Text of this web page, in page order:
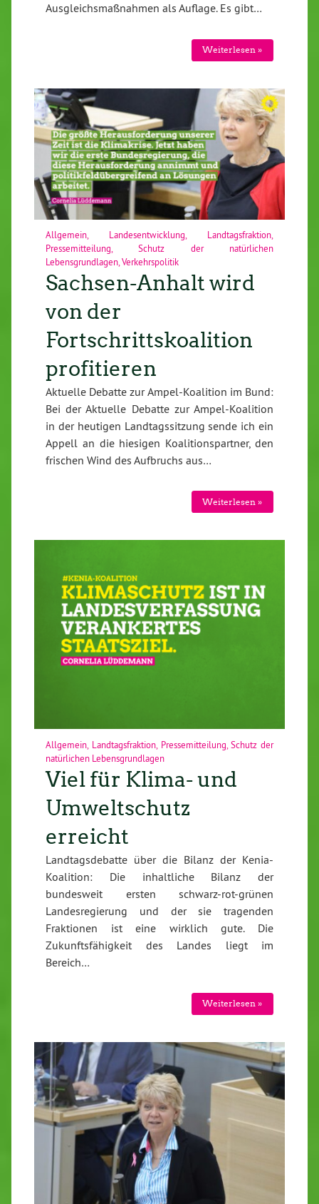
Ausgleichsmaßnahmen als Auflage. Es gibt…
Weiterlesen »
Allgemein Landesentwicklung Landtagsfraktion
Pressemitteilung ,Schutz der natürlichen
Lebensgrundlagen Verkehrspolitik
Sachsen-Anhalt wird
von der
Fortschrittskoalition
profitieren
Aktuelle Debatte zur Ampel-Koalition im Bund:
Bei der Aktuelle Debatte zur Ampel-Koalition
in der heutigen Landtagssitzung sende ich ein
Appell an die hiesigen Koalitionspartner, den
frischen Wind des Aufbruchs aus…
Weiterlesen »
Allgemein Landtagsfraktion, Pressemitteilung ,Schutz der
natürlichen Lebensgrundlagen
Viel für Klima- und
Umweltschutz
erreicht
Landtagsdebatte über die Bilanz der Kenia-
Koalition: Die inhaltliche Bilanz der
bundesweit ersten schwarz-rot-grünen
Landesregierung und der sie tragenden
Fraktionen ist eine wirklich gute. Die
Zukunftsfähigkeit des Landes liegt im
Bereich…
Weiterlesen »